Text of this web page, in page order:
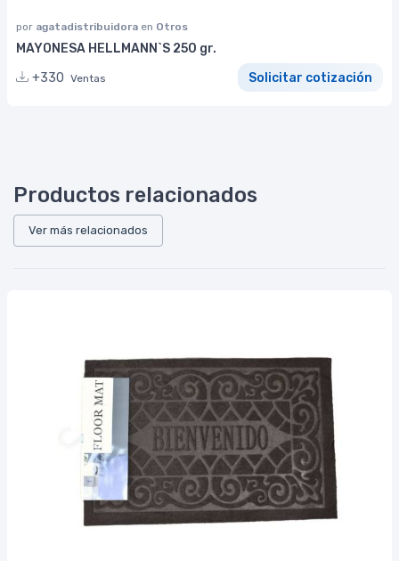
por agatadistribuidora en Otros
MAYONESA HELLMANN`S 250 gr.
+330 Ventas Solicitar cotización
Productos relacionados
Ver más relacionados